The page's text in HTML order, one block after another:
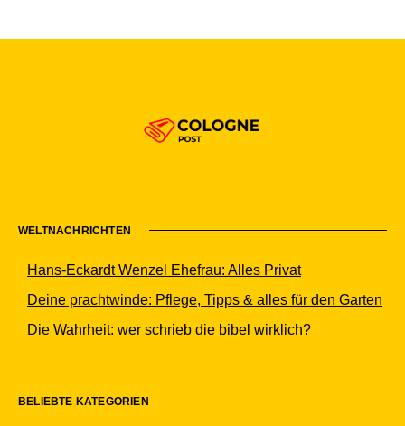
WELTNACHRICHTEN
Hans-Eckardt Wenzel Ehefrau: Alles Privat
Deine prachtwinde: Pflege, Tipps & alles für den Garten
Die Wahrheit: wer schrieb die bibel wirklich?
BELIEBTE KATEGORIEN